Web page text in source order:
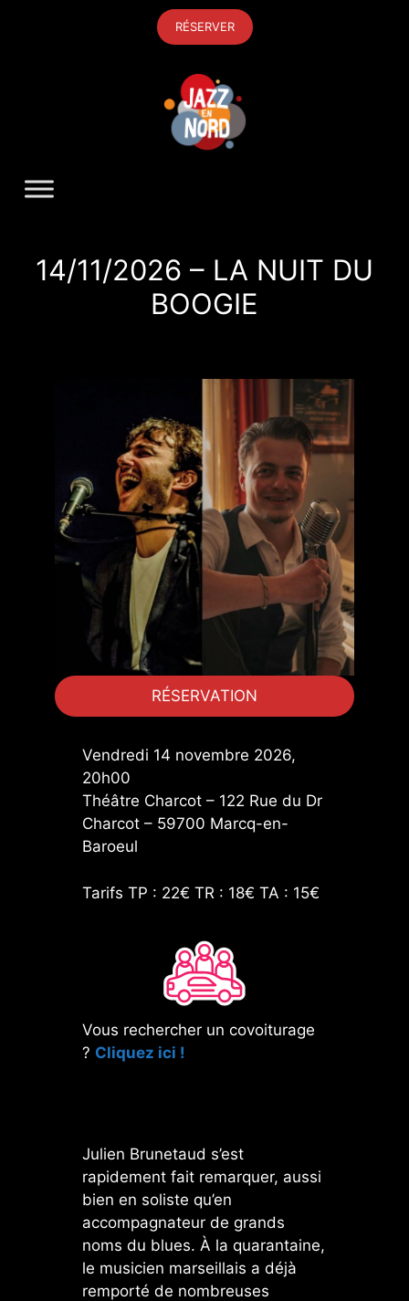
RÉSERVER
14/11/2026 – LA NUIT DU
BOOGIE
RÉSERVATION
Vendredi 14 novembre 2026,
20h00
Théâtre Charcot – 122 Rue du Dr
Charcot – 59700 Marcq-en-
Baroeul
Tarifs TP : 22€ TR : 18€ TA : 15€
Vous rechercher un covoiturage
? Cliquez ici !
Julien Brunetaud s’est
rapidement fait remarquer, aussi
bien en soliste qu’en
accompagnateur de grands
noms du blues. À la quarantaine,
le musicien marseillais a déjà
remporté de nombreuses